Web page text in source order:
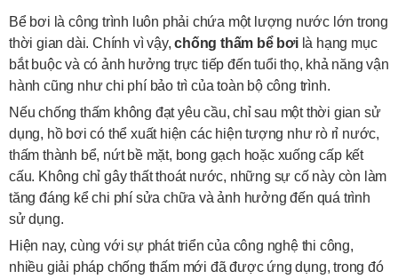
Bể bơi là công trình luôn phải chứa một lượng nước lớn trong
thời gian dài. Chính vì vậy,chống thấm bể bơilà hạng mục
bắt buộc và có ảnh hưởng trực tiếp đến tuổi thọ, khả năng vận
hành cũng như chi phí bảo trì của toàn bộ công trình.
Nếu chống thấm không đạt yêu cầu, chỉ sau một thời gian sử
dụng, hồ bơi có thể xuất hiện các hiện tượng như rò rỉ nước,
thấm thành bể, nứt bề mặt, bong gạch hoặc xuống cấp kết
cấu. Không chỉ gây thất thoát nước, những sự cố này còn làm
tăng đáng kể chi phí sửa chữa và ảnh hưởng đến quá trình
sử dụng.
Hiện nay, cùng với sự phát triển của công nghệ thi công,
nhiều giải pháp chống thấm mới đã được ứng dụng, trong đó